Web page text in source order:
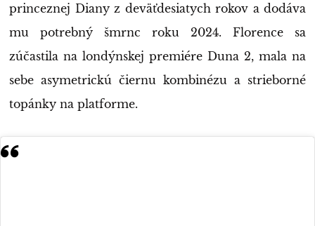
princeznej Diany z deväťdesiatych rokov a dodáva
mu potrebný šmrnc roku 2024. Florence sa
zúčastila na londýnskej premiére Duna 2, mala na
sebe asymetrickú čiernu kombinézu a strieborné
topánky na platforme.